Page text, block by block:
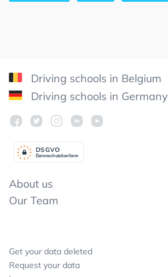
Driving schools in Belgium
Driving schools in Germany
Datenschutzkonform
DSGVO
About us
Our Team
Get your data deleted
Request your data